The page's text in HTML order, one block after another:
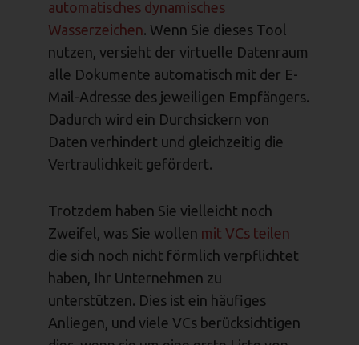
automatisches dynamisches
Wasserzeichen. Wenn Sie dieses Tool
nutzen, versieht der virtuelle Datenraum
alle Dokumente automatisch mit der E-
Mail-Adresse des jeweiligen Empfängers.
Dadurch wird ein Durchsickern von
Daten verhindert und gleichzeitig die
Vertraulichkeit gefördert.
Trotzdem haben Sie vielleicht noch
Zweifel, was Sie wollen mit VCs teilen
die sich noch nicht förmlich verpflichtet
haben, Ihr Unternehmen zu
unterstützen. Dies ist ein häufiges
Anliegen, und viele VCs berücksichtigen